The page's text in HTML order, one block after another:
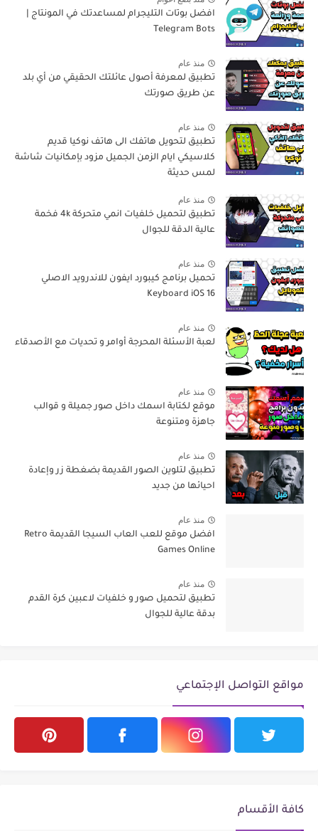
افضل بوتات التليجرام لمساعدتك في المونتاج |
Telegram Bots
منذ عام
تطبيق لمعرفة أصول عائلتك الحقيقي من أي بلد
عن طريق صورتك
منذ عام
تطبيق لتحويل هاتفك الى هاتف نوكيا قديم
كلاسيكي ايام الزمن الجميل مزود بإمكانيات شاشة
لمس حديثة
منذ عام
تطبيق لتحميل خلفيات انمي متحركة 4k فخمة
عالية الدقة للجوال
منذ عام
تحميل برنامج كيبورد ايفون للاندرويد الاصلي
Keyboard iOS 16
منذ عام
لعبة الأسئلة المحرجة أوامر و تحديات مع الأصدقاء
منذ عام
موقع لكتابة اسمك داخل صور جميلة و قوالب
جاهزة ومتنوعة
منذ عام
تطبيق لتلوين الصور القديمة بضغطة زر وإعادة
احيائها من جديد
منذ عام
افضل موقع للعب العاب السيجا القديمة Retro
Games Online
منذ عام
تطبيق لتحميل صور و خلفيات لاعبين كرة القدم
بدقة عالية للجوال
مواقع التواصل الإجتماعي
كافة الأقسام